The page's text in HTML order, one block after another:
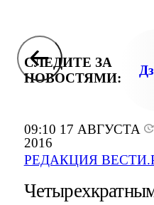
09:10 17 АВГУСТА
2016
РЕДАКЦИЯ
СЛЕДИТЕ ЗА
НОВОСТЯМИ: